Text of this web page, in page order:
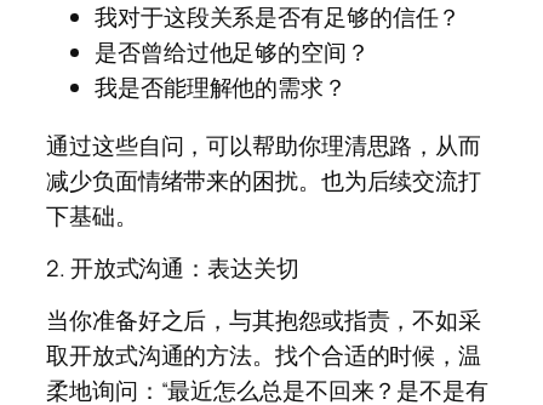
我对于这段关系是否有足够的信任？
是否曾给过他足够的空间？
我是否能理解他的需求？
通过这些自问，可以帮助你理清思路，从而
减少负面情绪带来的困扰。也为后续交流打
下基础。
2. 开放式沟通：表达关切
当你准备好之后，与其抱怨或指责，不如采
取开放式沟通的方法。找个合适的时候，温
柔地询问：“最近怎么总是不回来？是不是有